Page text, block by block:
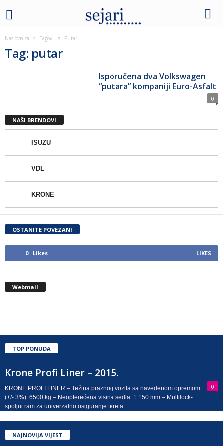
Naslovnica Tagovi Putar
Tag: putar
Isporučena dva Volkswagen
“putara” kompaniji Euro-Asfalt
0
NAŠI BRENDOVI
ISUZU
VDL
KRONE
OSTANITE POVEZANI
0 Likes LIKES
Webmail
TOP PONUDA
Krone Profi Liner – 2015.
0
KRONE PROFI LINER – Težina praznog vozila sa navedenom opremom
(+/- 3%): 6500 kg – Neopterećena visina sedla: 1.150 mm – Multilock-
spoljni ram za univerzalno osiguranje tereta...
NAJNOVIJA VIJEST